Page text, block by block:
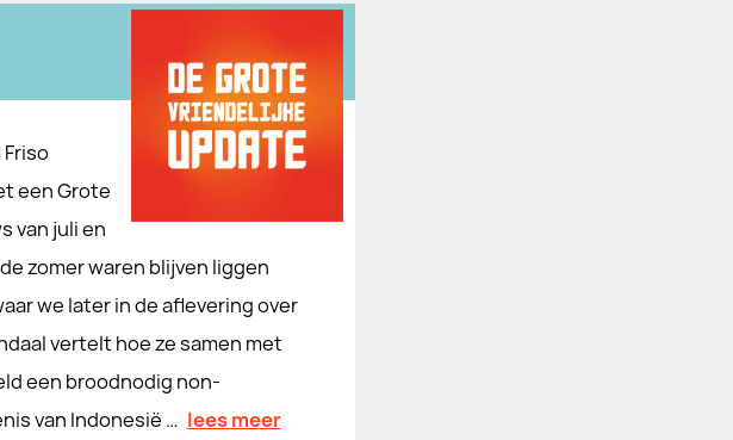
een Grote
van juli en
zomer waren blijven liggen
we later in de aflevering over
vertelt hoe ze samen met
een broodnodig non-
van Indonesië … lees meer